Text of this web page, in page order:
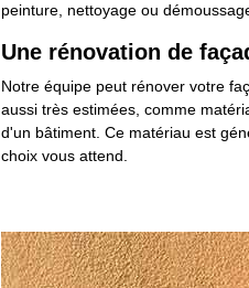
peinture, nettoyage ou
Une rénovation de
Notre équipe peut rénover votre
aussi très estimées, comme
d'un bâtiment. Ce matériau est
choix vous attend.